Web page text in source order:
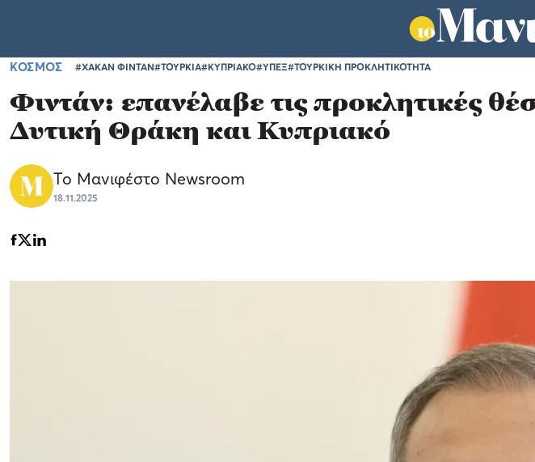
ΚΟΣΜΟΣ #ΧΑΚΑΝ ΦΙΝΤΑΝ#ΤΟΥΡΚΙΑ#ΚΥΠΡΙΑΚΟ#ΥΠΕΞ#ΤΟΥΡΚΙΚΗ ΠΡΟΚΛΗΤΙΚΟΤΗΤΑ
Φιντάν: επανέλαβε τις προκλητικές
Δυτική Θράκη και Κυπριακό
Το Μανιφέστο Newsroom
18.11.2025